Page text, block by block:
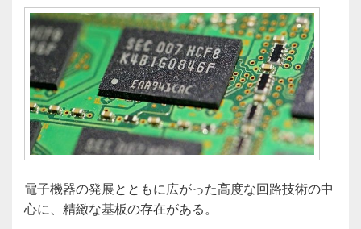
電子機器の発展とともに広がった高度な回路技術の中
心に、精緻な基板の存在がある。